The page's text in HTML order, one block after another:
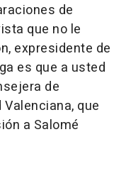
de
que no le
expresidente de
es que a usted
de
que
a Salomé